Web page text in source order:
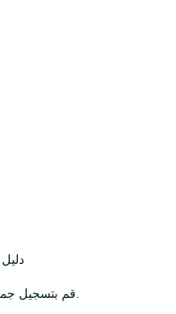
دليل
قم بتسجيل جميع وجباتك اليومية لضمان نمط غذائي متوازن وطبيعي.